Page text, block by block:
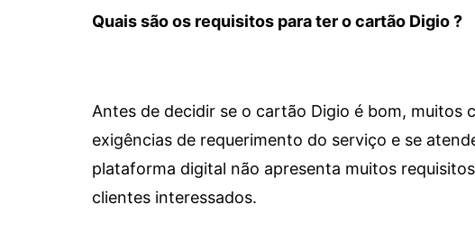
Quais são os requisitos para ter o cartão Digio ?
Antes de decidir se o cartão Digio é bom, muitos
exigências de requerimento do serviço e se
plataforma digital não apresenta muitos
clientes interessados.